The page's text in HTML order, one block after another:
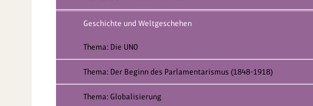
Geschichte und Weltgeschehen
Thema: Die UNO
Thema: Der Beginn des Parlamentarismus (1848-1918)
Thema: Globalisierung